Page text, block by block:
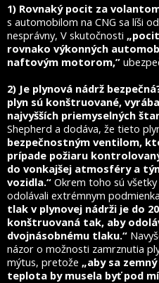
1) Rovnaký pocit za
s automobilom na CNG sa líši
nesprávny, V skutočnosti
rovnako výkonných
naftovým motorom,”
2) Je plynová nádrž
plyn sú konštruované,
najvyšších priemyselných
Shepherd a dodáva, že tieto
bezpečnostným ventilom,
prípade požiaru
do vonkajšej atmosféry a
vozidla.“ Okrem toho sú
odolávali extrémnym
tlak v plynovej nádrži je do
konštruovaná tak, aby
dvojnásobnému tlaku.“
názor o možnosti zamrznutia
mýtus, pretože „aby sa
teplota by musela byť pod